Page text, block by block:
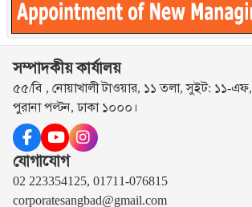
সম্পাদকীয় কার্যালয়
৫৫/বি , নোয়াখালী টাওয়ার, ১১ তলা, সুইট: ১১-এফ,
পুরানা পল্টন, ঢাকা ১০০০।
যোগাযোগ
02 223354125, 01711-076815
corporatesangbad@gmail.com